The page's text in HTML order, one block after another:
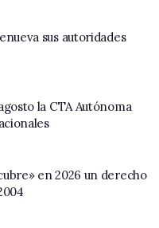
sus autoridades
la CTA Autónoma
en 2026 un derecho